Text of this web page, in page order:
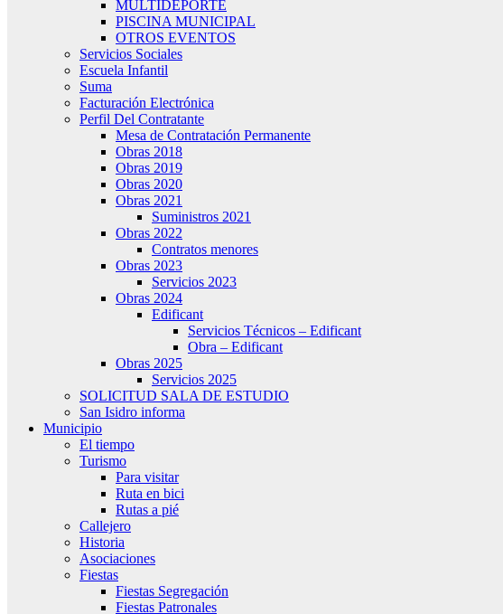
MULTIDEPORTE
PISCINA MUNICIPAL
OTROS EVENTOS
Servicios Sociales
Escuela Infantil
Suma
Facturación Electrónica
Perfil Del Contratante
Mesa de Contratación Permanente
Obras 2018
Obras 2019
Obras 2020
Obras 2021
Suministros 2021
Obras 2022
Contratos menores
Obras 2023
Servicios 2023
Obras 2024
Edificant
Servicios Técnicos – Edificant
Obra – Edificant
Obras 2025
Servicios 2025
SOLICITUD SALA DE ESTUDIO
San Isidro informa
Municipio
El tiempo
Turismo
Para visitar
Ruta en bici
Rutas a pié
Callejero
Historia
Asociaciones
Fiestas
Fiestas Segregación
Fiestas Patronales